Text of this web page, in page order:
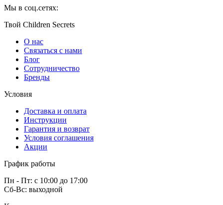
Мы в соц.сетях:
Твой Children Secrets
О нас
Связаться с нами
Блог
Сотрудничество
Бренды
Условия
Доставка и оплата
Инструкции
Гарантия и возврат
Условия соглашения
Акции
График работы
Пн - Пт: с 10:00 до 17:00
Сб-Вс: выходной